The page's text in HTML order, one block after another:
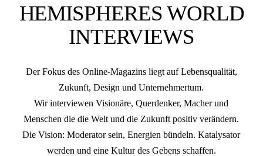
HEMISPHERES WORLD
INTERVIEWS
Der Fokus des Online-Magazins liegt auf Lebensqualität,
Zukunft, Design und Unternehmertum.
Wir interviewen Visionäre, Querdenker, Macher und
Menschen die die Welt und die Zukunft positiv verändern.
Die Vision: Moderator sein, Energien bündeln. Katalysator
werden und eine Kultur des Gebens schaffen.